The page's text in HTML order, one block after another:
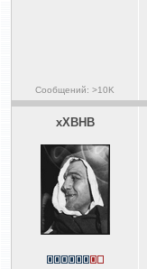
Сообщений: >10K
xXBHB